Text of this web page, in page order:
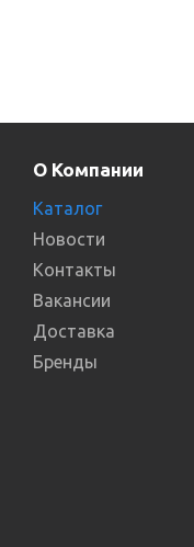
О Компании
Каталог
Новости
Контакты
Вакансии
Доставка
Бренды